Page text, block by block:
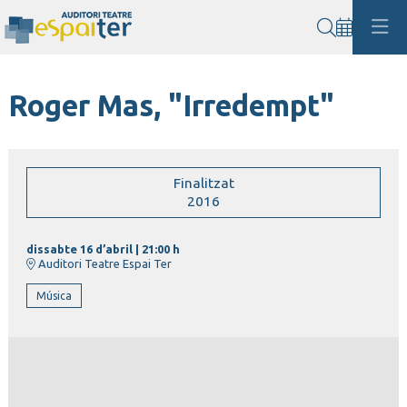
Roger Mas, "Irredempt"
Finalitzat
2016
dissabte 16 d’abril
21:00 h
Auditori Teatre Espai Ter
Música